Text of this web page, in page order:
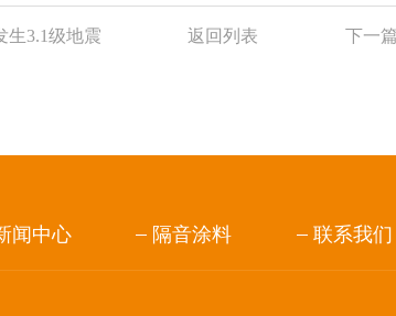
生3.1级地震 返回列表 下一篇
闻中心 隔音涂料 联系我们